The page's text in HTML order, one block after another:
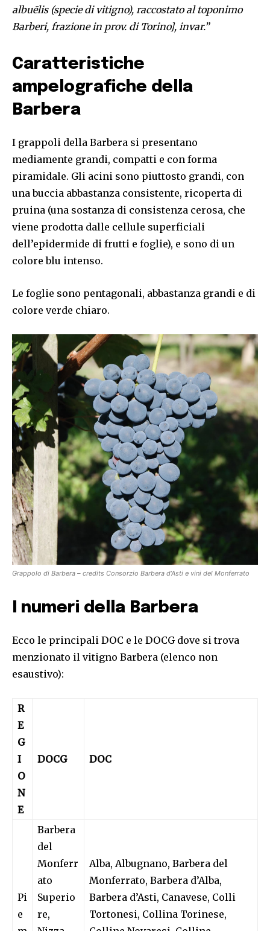
albuēlis (specie di vitigno), raccostato al toponimo
Barberi, frazione in prov. di Torino], invar.”
Caratteristiche
ampelografiche della
Barbera
I grappoli della Barbera si presentano
mediamente grandi, compatti e con forma
piramidale. Gli acini sono piuttosto grandi, con
una buccia abbastanza consistente, ricoperta di
pruina (una sostanza di consistenza cerosa, che
viene prodotta dalle cellule superficiali
dell’epidermide di frutti e foglie), e sono di un
colore blu intenso.
Le foglie sono pentagonali, abbastanza grandi e di
colore verde chiaro.
Grappolo di Barbera – credits Consorzio Barbera d’Asti e vini del Monferrato
I numeri della Barbera
Ecco le principali DOC e le DOCG dove si trova
menzionato il vitigno Barbera (elenco non
esaustivo):
R
E
G
I
O
N
E
DOCG DOC
Pi
e
Barbera
del
Monferr
ato
Superio
re,
Alba, Albugnano, Barbera del
Monferrato, Barbera d’Alba,
Barbera d’Asti, Canavese, Colli
Tortonesi, Collina Torinese,